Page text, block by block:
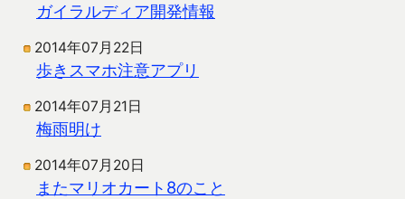
ガイラルディア開発情報
2014年07月22日
歩きスマホ注意アプリ
2014年07月21日
梅雨明け
2014年07月20日
またマリオカート8のこと